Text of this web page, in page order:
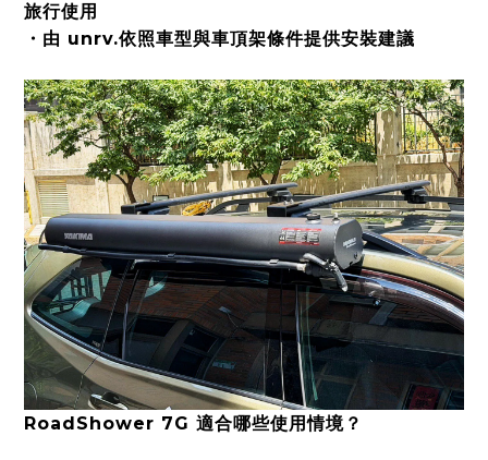
旅行使用
・由 unrv.依照車型與車頂架條件提供安裝建議
RoadShower 7G 適合哪些使用情境？